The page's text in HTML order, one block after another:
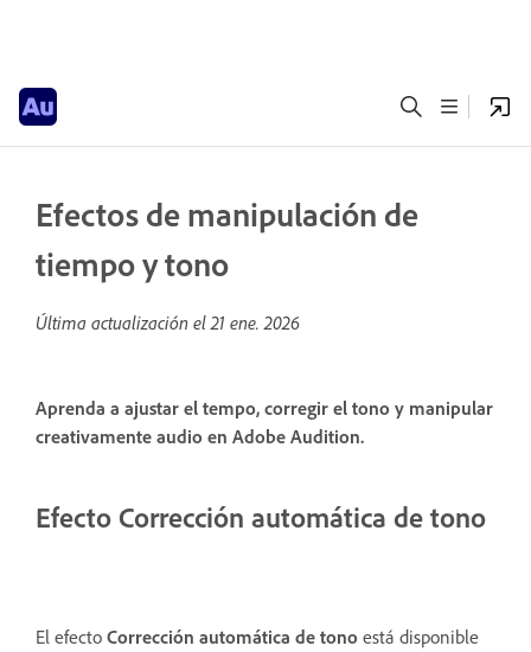
Efectos de manipulación de
tiempo y tono
Última actualización el21 ene. 2026
Aprenda a ajustar el tempo, corregir el tono y manipular
creativamente audio en Adobe Audition.
Efecto Corrección automática de tono
El efecto Corrección automática de tono está disponible